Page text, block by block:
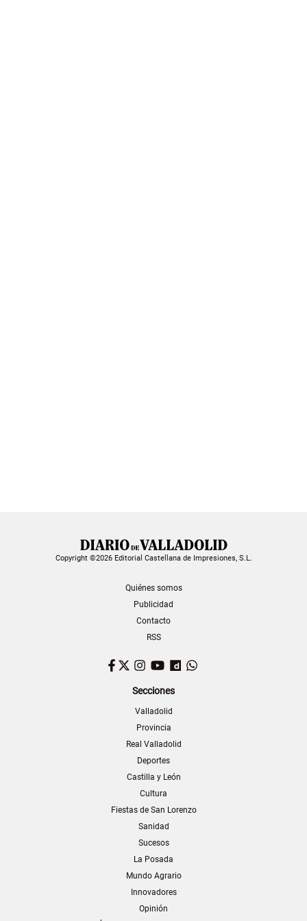
Copyright ©2026 Editorial Castellana de Impresiones, S.L.
Quiénes somos
Publicidad
Contacto
RSS
Facebook
TwitterInstagram
YouTubeDailymotion
Secciones
Valladolid
Provincia
Real Valladolid
Deportes
Castilla y León
Cultura
Fiestas de San Lorenzo
Sanidad
Sucesos
La Posada
Mundo Agrario
Innovadores
Opinión